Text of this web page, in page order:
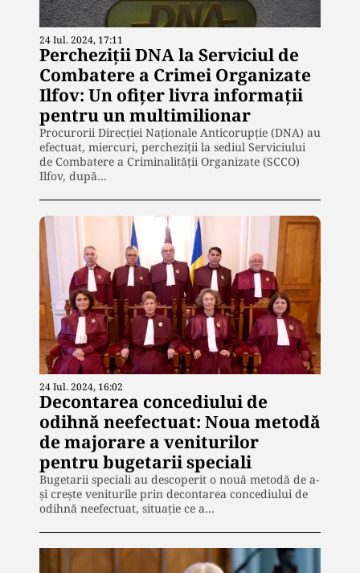
24 Iul. 2024, 17:11
Percheziții DNA la Serviciul de
Combatere a Crimei Organizate
Ilfov: Un ofițer livra informații
pentru un multimilionar
Procurorii Direcției Naționale Anticorupție (DNA) au
efectuat, miercuri, percheziții la sediul Serviciului
de Combatere a Criminalității Organizate (SCCO)
Ilfov, după…
24 Iul. 2024, 16:02
Decontarea concediului de
odihnă neefectuat: Noua metodă
de majorare a veniturilor
pentru bugetarii speciali
Bugetarii speciali au descoperit o nouă metodă de a-
și crește veniturile prin decontarea concediului de
odihnă neefectuat, situație ce a…